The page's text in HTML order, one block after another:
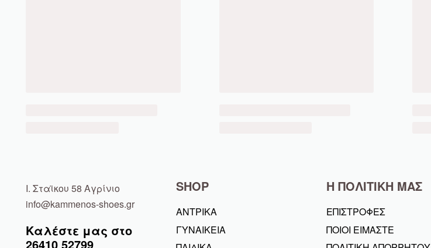
Ι. Σταϊκου 58 Αγρίνιο
info@kammenos-shoes.gr
Καλέστε μας στο
26410 52799
SHOP
ΑΝΤΡΙΚΑ
ΓΥΝΑΙΚΕΙΑ
Η ΠΟΛΙΤΙΚΗ ΜΑΣ
ΕΠΙΣΤΡΟΦΕΣ
ΠΟΙΟΙ ΕΙΜΑΣΤΕ